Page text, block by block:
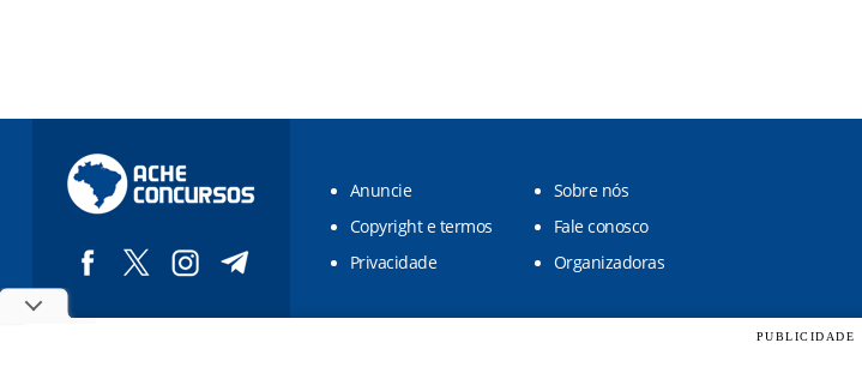
Anuncie
Sobre nós
Copyright e termos
Fale conosco
Privacidade
Organizadoras
PUBLICIDADE